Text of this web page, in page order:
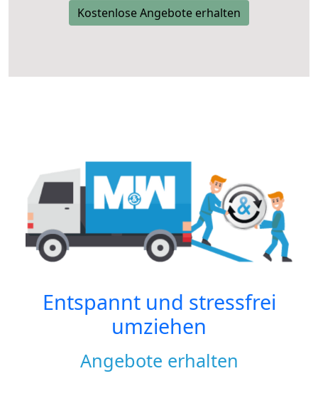
Kostenlose Angebote erhalten
Entspannt und stressfrei
umziehen
Angebote erhalten